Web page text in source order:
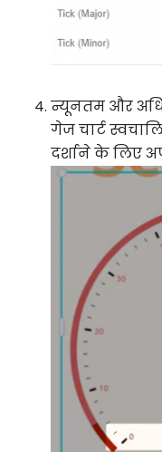
न्यूनतम और
गेज चार्ट
दर्शाने के लिए